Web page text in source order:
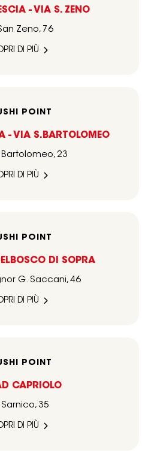
- VIA S. ZENO
Zeno, 76
DI PIÙ
POINT
- VIA S.BARTOLOMEO
Bartolomeo, 23
DI PIÙ
POINT
DI SOPRA
G. Saccani, 46
DI PIÙ
POINT
CAPRIOLO
Sarnico, 35
DI PIÙ